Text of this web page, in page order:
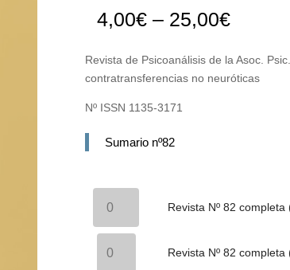
4,00€– 25,00€
Revista de Psicoanálisis de la Asoc.
contratransferencias no neuróticas
Nº ISSN 1135-3171
Sumario nº82
Revista
completa
cantidad
Revista Nº 82 completa
Revista
Nº
Revista Nº 82 completa